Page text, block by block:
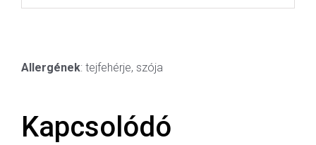
Allergének: tejfehérje, szója
Kapcsolódó